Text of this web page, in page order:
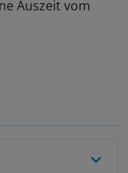
Auszeit vom